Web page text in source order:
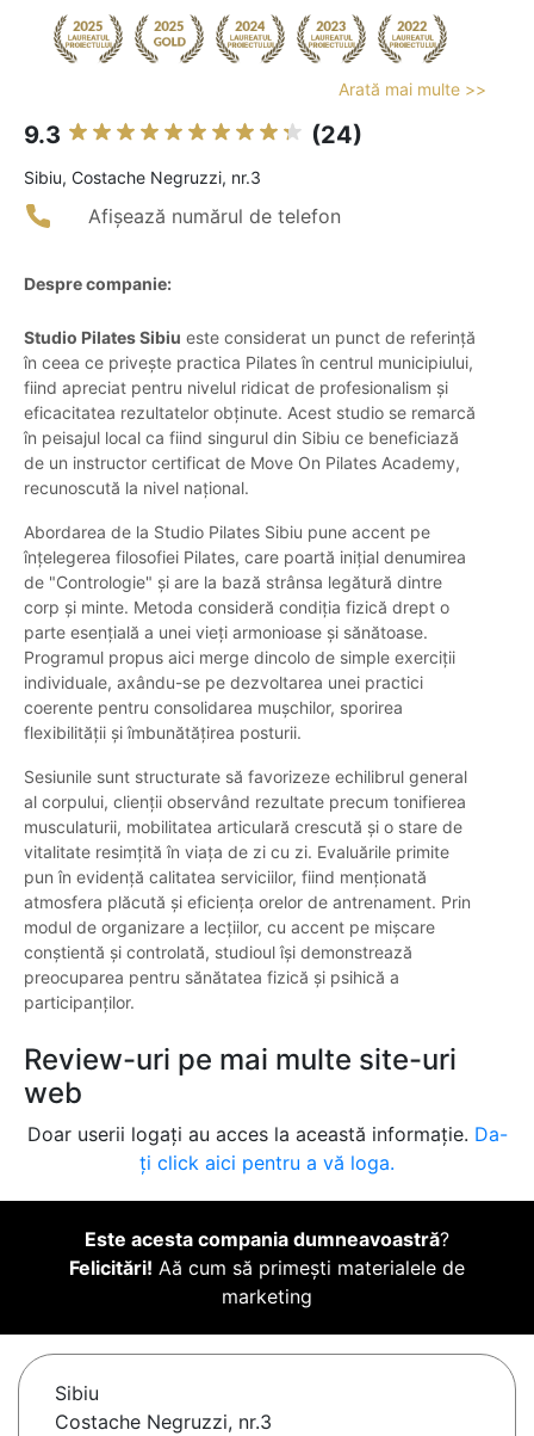
Arată mai multe >>
9.3 (24)
Sibiu, Costache Negruzzi, nr.3
Afișează numărul de telefon
Despre companie:
Studio Pilates Sibiu este considerat un punct de referință
în ceea ce privește practica Pilates în centrul municipiului,
fiind apreciat pentru nivelul ridicat de profesionalism și
eficacitatea rezultatelor obținute. Acest studio se remarcă
în peisajul local ca fiind singurul din Sibiu ce beneficiază
de un instructor certificat de Move On Pilates Academy,
recunoscută la nivel național.
Abordarea de la Studio Pilates Sibiu pune accent pe
înțelegerea filosofiei Pilates, care poartă inițial denumirea
de "Contrologie" și are la bază strânsa legătură dintre
corp și minte. Metoda consideră condiția fizică drept o
parte esențială a unei vieți armonioase și sănătoase.
Programul propus aici merge dincolo de simple exerciții
individuale, axându-se pe dezvoltarea unei practici
coerente pentru consolidarea mușchilor, sporirea
flexibilității și îmbunătățirea posturii.
Sesiunile sunt structurate să favorizeze echilibrul general
al corpului, clienții observând rezultate precum tonifierea
musculaturii, mobilitatea articulară crescută și o stare de
vitalitate resimțită în viața de zi cu zi. Evaluările primite
pun în evidență calitatea serviciilor, fiind menționată
atmosfera plăcută și eficiența orelor de antrenament. Prin
modul de organizare a lecțiilor, cu accent pe mișcare
conștientă și controlată, studioul își demonstrează
preocuparea pentru sănătatea fizică și psihică a
participanților.
Review-uri pe mai multe site-uri
web
Doar userii logați au acces la această informație. Da-
ți click aici pentru a vă loga.
Este acesta compania dumneavoastră?
Felicitări! Aă cum să primești materialele de
marketing
Sibiu
Costache Negruzzi, nr.3